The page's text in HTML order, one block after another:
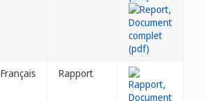
Français Rapport